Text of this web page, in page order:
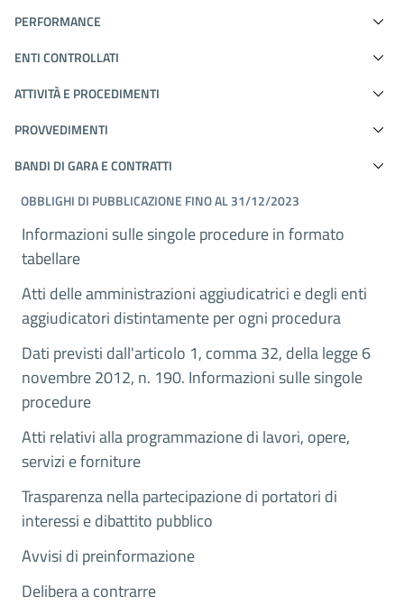
PERFORMANCE
ENTI CONTROLLATI
ATTIVITÀ E PROCEDIMENTI
PROVVEDIMENTI
BANDI DI GARA E CONTRATTI
OBBLIGHI DI PUBBLICAZIONE FINO AL 31/12/2023
Informazioni sulle singole procedure in formato
tabellare
Atti delle amministrazioni aggiudicatrici e degli enti
aggiudicatori distintamente per ogni procedura
Dati previsti dall'articolo 1, comma 32, della legge 6
novembre 2012, n. 190. Informazioni sulle singole
procedure
Atti relativi alla programmazione di lavori, opere,
servizi e forniture
Trasparenza nella partecipazione di portatori di
interessi e dibattito pubblico
Avvisi di preinformazione
Delibera a contrarre